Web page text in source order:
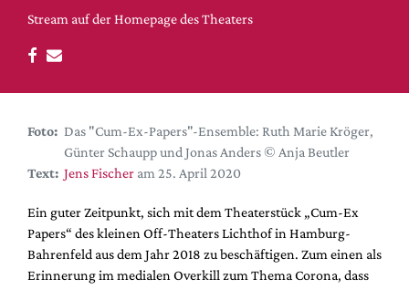
DdB-map
Kalender
Hefte
Alle Hefte
Leseproben
Podcast
Service
Stream auf der Homepage des Theaters
Foto: Das "Cum-Ex-Papers"-Ensemble: Ruth Marie Kröger,
Günter Schaupp und Jonas Anders © Anja Beutler
Text: Jens Fischer am 25. April 2020
Ein guter Zeitpunkt, sich mit dem Theaterstück „Cum-Ex
Papers“ des kleinen Off-Theaters Lichthof in Hamburg-
Bahrenfeld aus dem Jahr 2018 zu beschäftigen. Zum einen als
Erinnerung im medialen Overkill zum Thema Corona, dass